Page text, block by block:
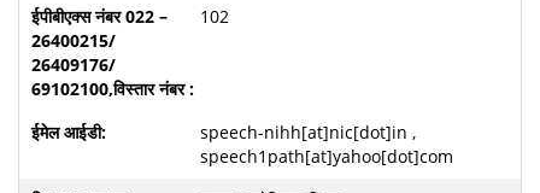
102
speech-nihh[at]nic[dot]in ,
speech1path[at]yahoo[dot]com